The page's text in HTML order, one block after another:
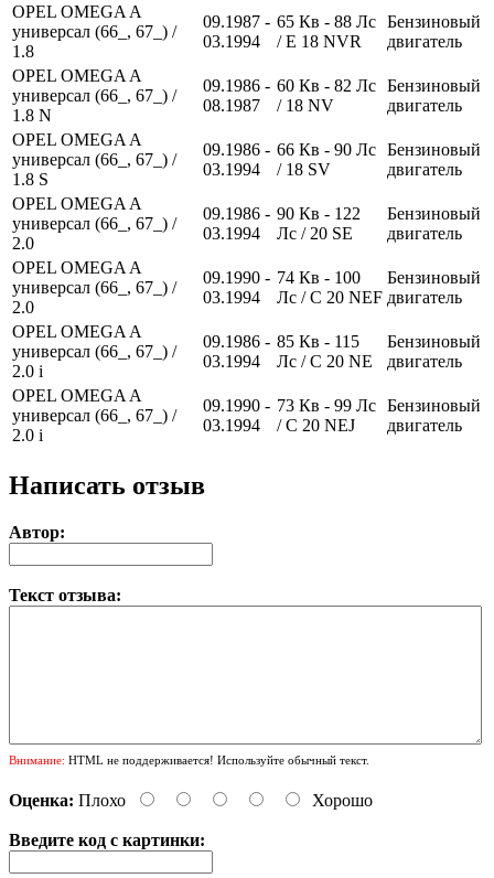
OPEL OMEGA A
универсал (66_, 67_) /
1.8
09.1987 -
03.1994
65 Кв - 88 Лс
/ E 18 NVR
Бензиновый
двигатель
OPEL OMEGA A
универсал (66_, 67_) /
1.8 N
09.1986 -
08.1987
60 Кв - 82 Лс
/ 18 NV
Бензиновый
двигатель
OPEL OMEGA A
универсал (66_, 67_) /
1.8 S
09.1986 -
03.1994
66 Кв - 90 Лс
/ 18 SV
Бензиновый
двигатель
OPEL OMEGA A
универсал (66_, 67_) /
2.0
09.1986 -
03.1994
90 Кв - 122
Лс / 20 SE
Бензиновый
двигатель
OPEL OMEGA A
универсал (66_, 67_) /
2.0
09.1990 -
03.1994
74 Кв - 100
Лс / C 20 NEF
Бензиновый
двигатель
OPEL OMEGA A
универсал (66_, 67_) /
2.0 i
09.1986 -
03.1994
85 Кв - 115
Лс / C 20 NE
Бензиновый
двигатель
OPEL OMEGA A
универсал (66_, 67_) /
2.0 i
09.1990 -
03.1994
73 Кв - 99 Лс
/ C 20 NEJ
Бензиновый
двигатель
Написать отзыв
Автор:
Текст отзыва:
Внимание: HTML не поддерживается! Используйте обычный текст.
Оценка: Плохо Хорошо
Введите код с картинки: